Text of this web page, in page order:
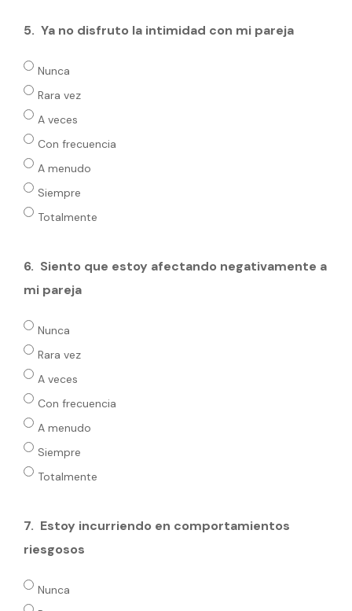
5. Ya no disfruto la intimidad con mi pareja
Nunca
Rara vez
A veces
Con frecuencia
A menudo
Siempre
Totalmente
6. Siento que estoy afectando negativamente a
mi pareja
Nunca
Rara vez
A veces
Con frecuencia
A menudo
Siempre
Totalmente
7. Estoy incurriendo en comportamientos
riesgosos
Nunca